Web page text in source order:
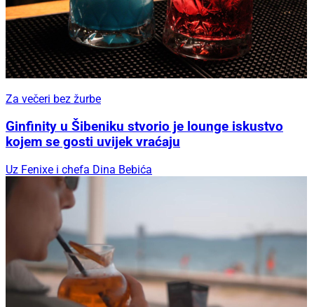
Za večeri bez žurbe
Ginfinity u Šibeniku stvorio je lounge iskustvo
kojem se gosti uvijek vraćaju
Uz Fenixe i chefa Dina Bebića